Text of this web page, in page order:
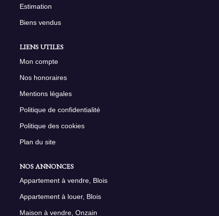
Estimation
Biens vendus
LIENS UTILES
Mon compte
Nos honoraires
Mentions légales
Politique de confidentialité
Politique des cookies
Plan du site
NOS ANNONCES
Appartement à vendre, Blois
Appartement à louer, Blois
Maison à vendre, Onzain